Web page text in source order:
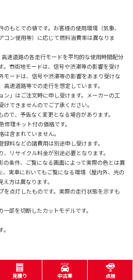
もとでの値です。お客様の使用環境（気象、
コン使用等）に応じて燃料消費率は異なりま
速道路の各走行モードを平均的な使用時間配分
。市街地モードは、信号や渋滞等の影響を受け
モードは、信号や渋滞等の影響をあまり受けな
速道路等での走行を想定しています。
」はご注文時に申し受けます。メーカーの工
できませんのでご了承ください。
で、予告なく変更となる場合があります。
理キット付の価格です。
含まれていません。
料などの諸費用は別途申し受けます。
リサイクル料金が別途必要となります。
条件、ご覧になる画面によって実際の色とは異
、実車においてもご覧になる環境（屋内外、光の
方は異なります。
点灯したものです。実際の走行状態を示すも
部を切断したカットモデルです。
見積り 中古車 点検